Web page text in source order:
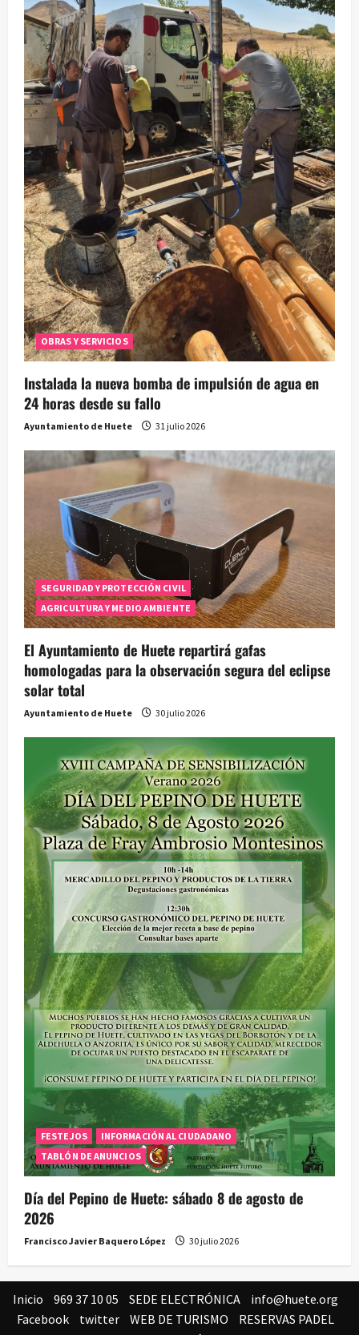
OBRAS Y SERVICIOS
Instalada la nueva bomba de impulsión de agua en
24 horas desde su fallo
Ayuntamiento de Huete 31 julio 2026
SEGURIDAD Y PROTECCIÓN CIVIL
AGRICULTURA Y MEDIO AMBIENTE
El Ayuntamiento de Huete repartirá gafas
homologadas para la observación segura del eclipse
solar total
Ayuntamiento de Huete 30 julio 2026
FESTEJOS
INFORMACIÓN AL CIUDADANO
TABLÓN DE ANUNCIOS
Día del Pepino de Huete: sábado 8 de agosto de
2026
Francisco Javier Baquero López 30 julio 2026
Inicio 969 37 10 05 SEDE ELECTRÓNICA
info@huete.org
Facebook
twitter WEB DE TURISMO
RESERVAS PADEL